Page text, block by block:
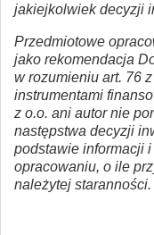
jakiejkolwiek decyzji
Przedmiotowe
jako rekomendacja
w rozumieniu art. 76
instrumentami
z o.o. ani autor nie
następstwa decyzji
podstawie informacji
opracowaniu, o ile
należytej staranności.